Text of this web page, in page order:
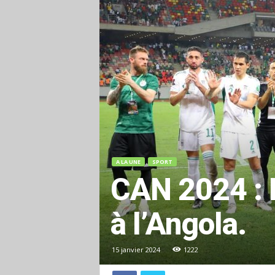
A LA UNE SPORT
CAN 2024 :
à l’Angola.
15 janvier 2024 1222